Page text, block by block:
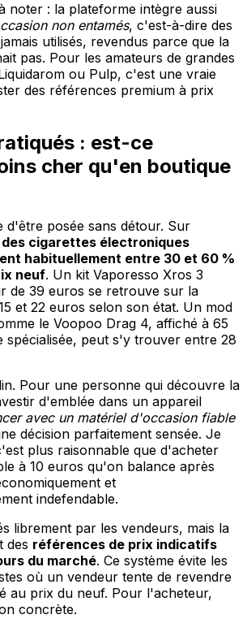
noter : la plateforme intègre aussi
non entamés, c'est-à-dire des
utilisés, revendus parce que la
pas. Pour les amateurs de grandes
ou Pulp, c'est une vraie
des références premium à prix
: est-ce
cher qu'en boutique
d'être posée sans détour. Sur
cigarettes électroniques
habituellement entre 30 et 60 %
neuf. Un kit Vaporesso Xros 3
de 39 euros se retrouve sur la
et 22 euros selon son état. Un mod
le Voopoo Drag 4, affiché à 65
spécialisée, peut s'y trouver entre 28
Pour une personne qui découvre la
d'emblée dans un appareil
avec un matériel d'occasion fiable
décision parfaitement sensée. Je
plus raisonnable que d'acheter
à 10 euros qu'on balance après
et
indefendable.
librement par les vendeurs, mais la
des références de prix indicatifs
du marché. Ce système évite les
où un vendeur tente de revendre
au prix du neuf. Pour l'acheteur,
concrète.